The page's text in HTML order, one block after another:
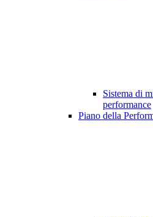
Sistema di
performance
Piano della